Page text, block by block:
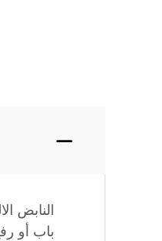
النابض
باب أو